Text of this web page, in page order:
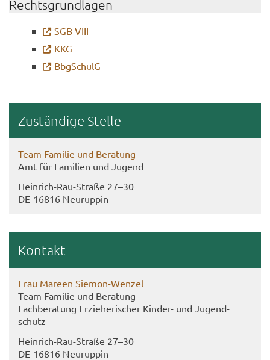
Rechts­grund­la­gen
SGB VIII
KKG
Bb­g­SchulG
Zu­stän­di­ge Stel­le
Team Fa­mi­lie und Be­ra­tung
Amt für Fa­mi­li­en und Ju­gend
Heinrich-​Rau-Straße 27–30
DE-​16816 Neu­rup­pin
Kon­takt
Frau Ma­reen Siemon-​Wenzel
Team Fa­mi­lie und Be­ra­tung
Fach­be­ra­tung Er­zie­he­ri­scher Kinder-​ und Ju­gend­
schutz
Heinrich-​​Rau-​Straße 27–30
DE-​16816 Neu­rup­pin